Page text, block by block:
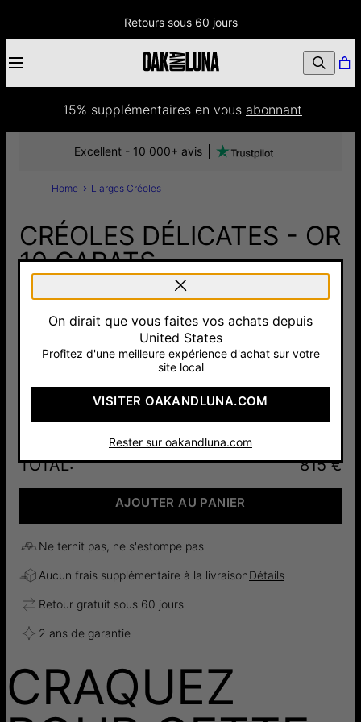
Retours sous 60 jours
15% supplémentaires en vous abonnant
Home Llarges Créoles
CRÉOLES DÉLICATES - OR
10 CARATS
815 €
Pay with Klarna
Excellent - 10 000+ avis
Argent 925
Plaqué Or
18ct
80 €
Or Jaune
10cts
815 €
TOTAL: 815 €
AJOUTER AU PANIER
Ne ternit pas, ne s'estompe pas
Aucun frais supplémentaire à la livraisonDétails
Retour gratuit sous 60 jours
2 ans de garantie
CRAQUEZ
On dirait que vous faites vos achats depuis
United States
Profitez d'une meilleure expérience d'achat sur votre
site local
VISITER OAKANDLUNA.COM
Rester sur oakandluna.com